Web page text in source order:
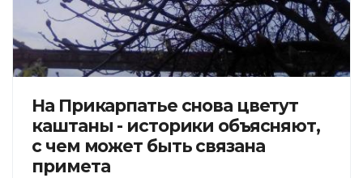
На Прикарпатье снова цветут
каштаны - историки объясняют,
с чем может быть связана
примета